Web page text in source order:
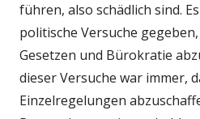
führen, also schädlich sind.
politische Versuche
Gesetzen und Bürokratie
dieser Versuche war immer,
Einzelregelungen